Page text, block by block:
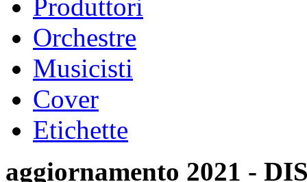
Produttori
Orchestre
Musicisti
Cover
Etichette
aggiornamento 2021 -